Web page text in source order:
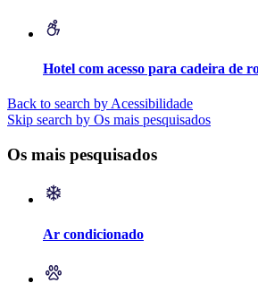
Hotel com acesso para cadeira de
Back to search by Acessibilidade
Skip search by Os mais pesquisados
Os mais pesquisados
Ar condicionado